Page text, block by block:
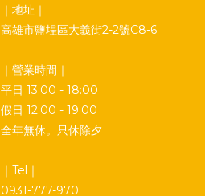
｜地址｜
高雄市鹽埕區大義街2-2號C8-6
｜營業時間｜
平日 13:00 - 18:00
假日 12:00 - 19:00
全年無休。只休除夕
｜Tel｜
0931-777-970